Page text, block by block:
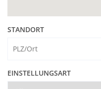
STANDORT
EINSTELLUNGSART